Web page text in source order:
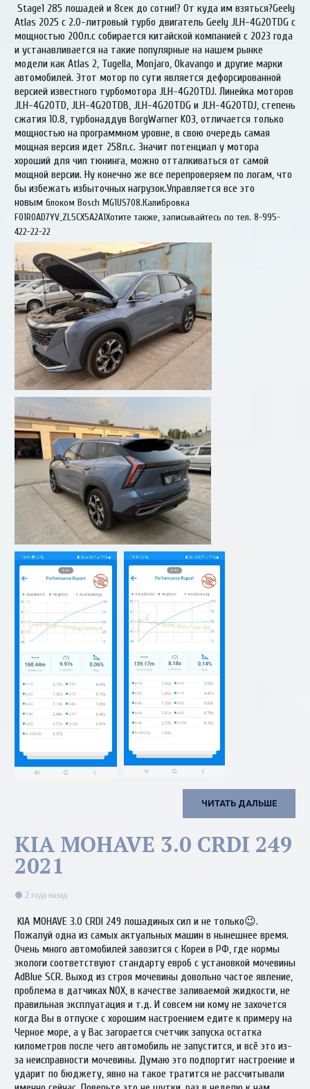
Stage1 285 лошадей и 8сек до сотни!? От куда им взяться?Geely
Atlas 2025 с 2.0-литровый турбо двигатель Geely JLH-4G20TDG с
мощностью 200л.с собирается китайской компанией с 2023 года
и устанавливается на такие популярные на нашем рынке
модели как Atlas 2, Tugella, Monjaro, Okavango и другие марки
автомобилей. Этот мотор по сути является дефорсированной
версией известного турбомотора JLH-4G20TDJ. Линейка моторов
JLH-4G20TD, JLH-4G20TDB, JLH-4G20TDG и JLH-4G20TDJ, степень
сжатия 10.8, турбонаддув BorgWarner K03, отличается только
мощностью на программном уровне, в свою очередь самая
мощная версия идет 258л.с. Значит потенциал у мотора
хороший для чип тюнинга, можно отталкиваться от самой
мощной версии. Ну конечно же все перепроверяем по логам, что
бы избежать избыточных нагрузок.Управляется все это
новым блоком Bosch MG1US708.Калибровка
F01R0AD7YV_ZL5CX5A2A1Хотите также, записывайтесь по тел. 8-995-
422-22-22
ЧИТАТЬ ДАЛЬШЕ
KIA MOHAVE 3.0 CRDI 249
2021
2 года назад
KIA MOHAVE 3.0 CRDI 249 лошадиных сил и не только😉.
Пожалуй одна из самых актуальных машин в нынешнее время.
Очень много автомобилей завозится с Кореи в РФ, где нормы
экологи соответствуют стандарту евро6 с установкой мочевины
AdBlue SCR. Выход из строя мочевины довольно частое явление,
проблема в датчиках NOX, в качестве заливаемой жидкости, не
правильная эксплуатация и т.д. И совсем ни кому не захочется
когда Вы в отпуске с хорошим настроением едите к примеру на
Черное море, а у Вас загорается счетчик запуска остатка
километров после чего автомобиль не запустится, и всё это из-
за неисправности мочевины. Думаю это подпортит настроение и
ударит по бюджету, явно на такое тратится не рассчитывали